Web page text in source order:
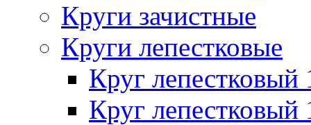
Круги зачистные
Круги лепестковые
Круг
Круг